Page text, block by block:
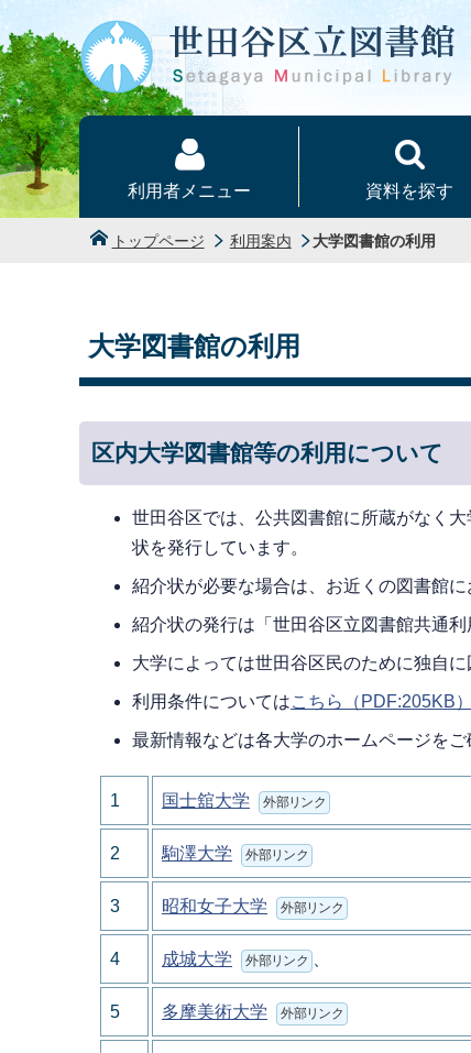
本文へ
利用者メニュー 資料を探す
トップページ 利用案内 大学図書館の利用
大学図書館の利用
区内大学図書館等の利用について
世田谷区では、公共図書館に所蔵がなく
状を発行しています。
紹介状が必要な場合は、お近くの図書館
紹介状の発行は「世田谷区立図書館共通
大学によっては世田谷区民のために独自
利用条件についてはこちら （PDF:205KB）
最新情報などは各大学のホームページを
1 国士舘大学 外部リンク
2 駒澤大学 外部リンク
3 昭和女子大学 外部リンク
4 成城大学 外部リンク
5 多摩美術大学 外部リンク